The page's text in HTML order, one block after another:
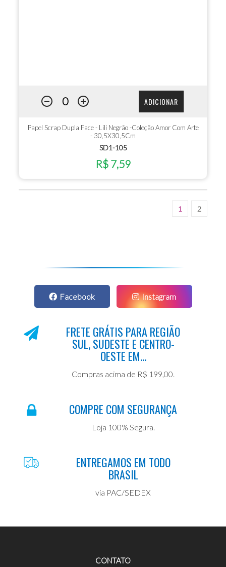
ADICIONAR
Papel Scrap Dupla Face - Lili Negrão -Coleção Amor Com Arte
- 30,5X30,5Cm
SD1-105
R$ 7,59
1 2
Facebook Instagram
FRETE GRÁTIS PARA REGIÃO
SUL, SUDESTE E CENTRO-
OESTE EM...
Compras acima de R$ 199,00.
COMPRE COM SEGURANÇA
Loja 100% Segura.
ENTREGAMOS EM TODO
BRASIL
via PAC/SEDEX
CONTATO